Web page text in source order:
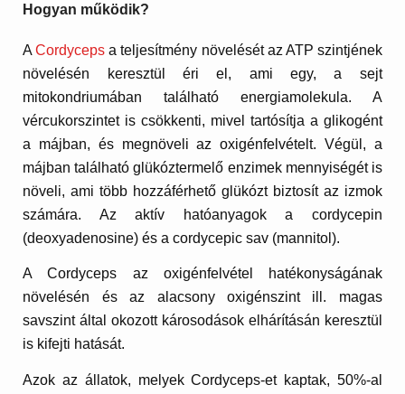
Hogyan működik?
ACordyceps a teljesítmény növelését az ATP szintjének
növelésén keresztül éri el, ami egy, a sejt
mitokondriumában található energiamolekula. A
vércukorszintet is csökkenti, mivel tartósítja a glikogént
a májban, és megnöveli az oxigénfelvételt. Végül, a
májban található glükóztermelő enzimek mennyiségét is
növeli, ami több hozzáférhető glükózt biztosít az izmok
számára. Az aktív hatóanyagok a cordycepin
(deoxyadenosine) és a cordycepic sav (mannitol).
A Cordyceps az oxigénfelvétel hatékonyságának
növelésén és az alacsony oxigénszint ill. magas
savszint által okozott károsodások elhárításán keresztül
is kifejti hatását.
Azok az állatok, melyek Cordyceps-et kaptak, 50%-al